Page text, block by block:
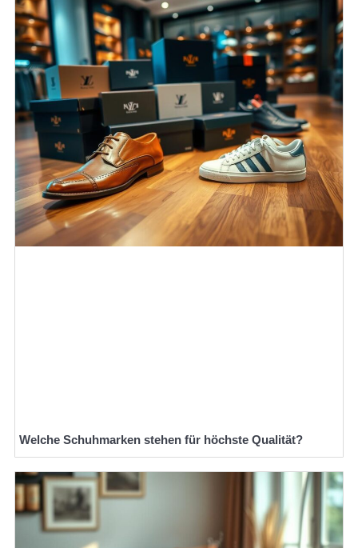
Welche Schuhmarken stehen für höchste Qualität?